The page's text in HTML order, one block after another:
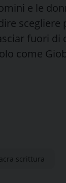
e le
scegliere
fuori di
come
scrittura